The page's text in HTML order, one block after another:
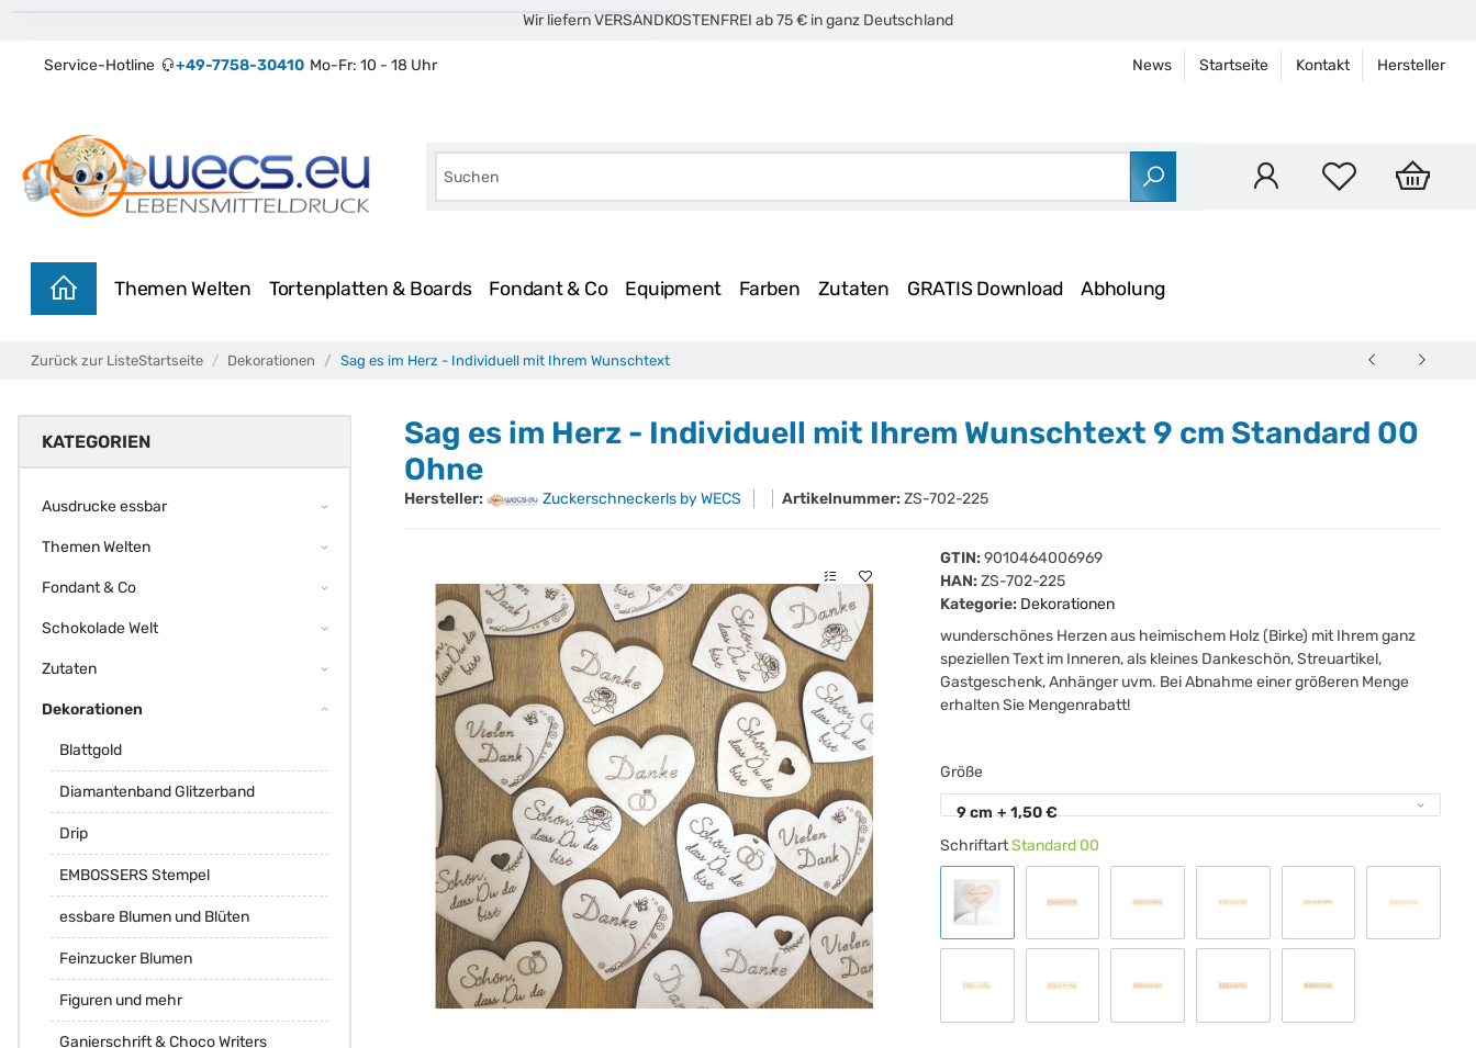
Wir liefern VERSANDKOSTENFREI ab 75 € in ganz Deutschland
News Startseite Kontakt Hersteller
Service-Hotline +49-7758-30410 Mo-Fr: 10 - 18 Uhr
Themen Welten Tortenplatten & Boards Fondant & Co Equipment Farben Zutaten GRATIS Download Abholung
Zurück zur ListeStartseite Dekorationen Sag es im Herz - Individuell mit Ihrem Wunschtext
Sag es im Herz - Individuell mit Ihrem Wunschtext 9 cm Standard 00
Ohne
Hersteller: Zuckerschneckerls by WECS Artikelnummer: ZS-702-225
GTIN: 9010464006969
HAN: ZS-702-225
Kategorie: Dekorationen
wunderschönes Herzen aus heimischem Holz (Birke) mit Ihrem ganz
speziellen Text im Inneren, als kleines Dankeschön, Streuartikel,
Gastgeschenk, Anhänger uvm. Bei Abnahme einer größeren Menge
erhalten Sie Mengenrabatt!
Größe
9 cm + 1,50 €
SchriftartStandard 00
Standard 00Schrift 1 Schrift 2 Schrift 3 Schrift 4
KATEGORIEN
Ausdrucke essbar
Themen Welten
Fondant & Co
Schokolade Welt
Zutaten
Dekorationen
Blattgold
Diamantenband Glitzerband
Drip
EMBOSSERS Stempel
essbare Blumen und Blüten
Feinzucker Blumen
Figuren und mehr
Ganierschrift & Choco Writers